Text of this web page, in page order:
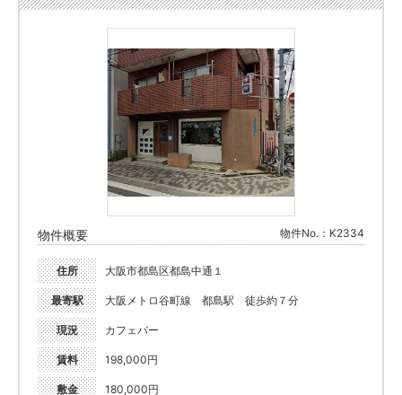
物件概要 物件No.：K2334
住所 大阪市都島区都島中通１
最寄駅 大阪メトロ谷町線 都島駅 徒歩約７分
現況 カフェバー
賃料 198,000円
敷金 180,000円